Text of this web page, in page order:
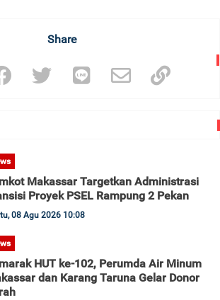
Share
Makassar Targetkan Administrasi
Proyek PSEL Rampung 2 Pekan
08 Agu 2026 10:08
HUT ke-102, Perumda Air Minum
dan Karang Taruna Gelar Donor